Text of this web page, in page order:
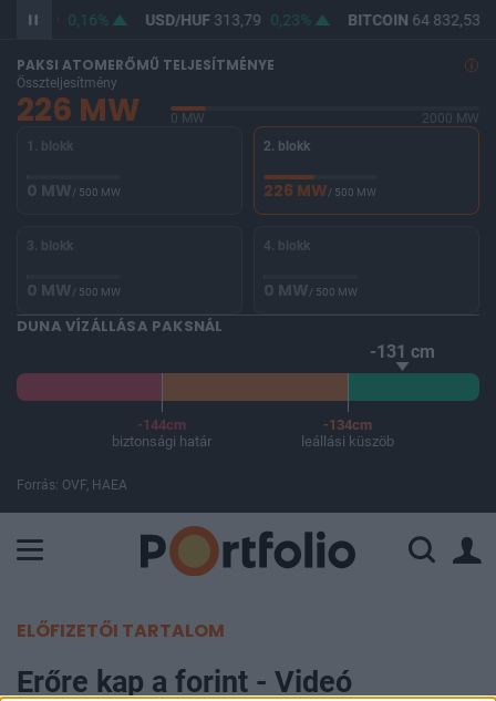
362,29 0,16% USD/HUF313,79 0,23% BITCOIN64 832,53
PAKSI ATOMERŐMŰ TELJESÍTMÉNYE
Összteljesítmény
226 MW 0 MW
2000 MW
1. blokk
0 MW/ 500 MW
2. blokk
226 MW/ 500 MW
3. blokk
0 MW/ 500 MW
4. blokk
0 MW/ 500 MW
DUNA VÍZÁLLÁSA PAKSNÁL
-131 cm
-144cm
biztonsági határ
-134cm
leállási küszöb
Forrás: OVF, HAEA
ELŐFIZETŐI TARTALOM
Erőre kap a forint - Videó